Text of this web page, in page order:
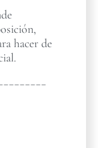
hacer de